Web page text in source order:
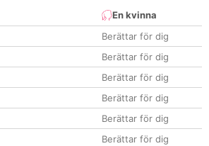
En kvinna
Berättar för dig
Berättar för dig
Berättar för dig
Berättar för dig
Berättar för dig
Berättar för dig